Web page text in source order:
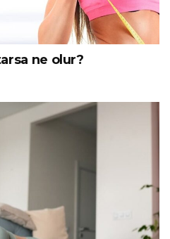
ne olur?